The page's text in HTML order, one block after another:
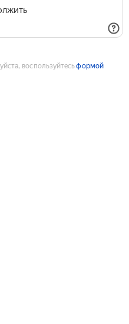
воспользуйтесьформой